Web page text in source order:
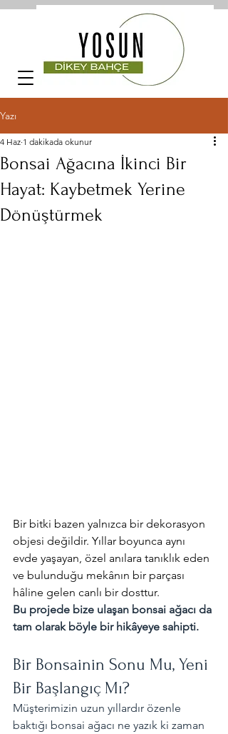
Yazı
Bonsai Ağacına İkinci Bir
Hayat: Kaybetmek Yerine
Dönüştürmek
4 Haz 1 dakikada okunur
Bir bitki bazen yalnızca bir dekorasyon
objesi değildir. Yıllar boyunca aynı
evde yaşayan, özel anılara tanıklık eden
ve bulunduğu mekânın bir parçası
hâline gelen canlı bir dosttur.
Bu projede bize ulaşan bonsai ağacı da
tam olarak böyle bir hikâyeye sahipti.
Bir Bonsainin Sonu Mu, Yeni
Bir Başlangıç Mı?
Müşterimizin uzun yıllardır özenle
baktığı bonsai ağacı ne yazık ki zaman